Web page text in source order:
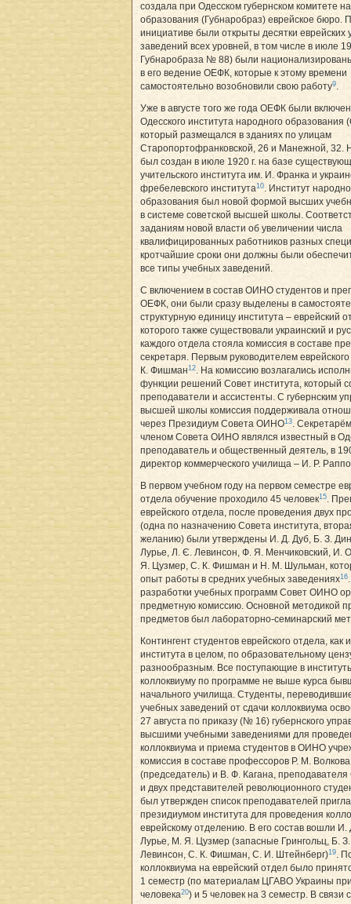
создала при Одесском губернском комитете
образования (Губнаробраз) еврейское бюро.
инициативе были открыты десятки еврейских
заведений всех уровней, в том числе в июле
Губнаробраза № 88) были
в его ведение ОЕФК, которые к этому времени
самостоятельно возобновили свою работу9.
Уже в августе того же года ОЕФК были
Одесского института народного
который размещался в зданиях по улицам
Старопортофранковской, 26 и Манежной, 32.
был создан в июле 1920 г. на базе
учительского института им. И. Франка и
фребелевского института10. Институт
образования был новой формой высших
в системе советской высшей школы.
заданиям новой власти об увеличении числа
квалифицированных работников разных
кротчайшие сроки они должны были
все типы учебных заведений.
С включением в состав ОИНО студентов и
ОЕФК, они были сразу выделены в
структурную единицу института – еврейский
которого также существовали украинский и
каждого отдела стояла комиссия в составе
секретаря. Первым руководителем
К. Фишман12. На комиссию возлагались
функции решений Совет института, который
преподаватели и ассистенты. С губернским
высшей школы комиссия поддерживала
через Президиум Совета ОИНО13.
членом Совета ОИНО являлся известный в
преподаватель и общественный деятель, в
директор коммерческого училища – И. Р.
В первом учебном году на первом семестре
отдела обучение проходило 45 человек15.
еврейского отдела, после проведения двух
(одна по назначению Совета института,
желанию) были утверждены И. Д. Дуб, Б. З.
Лурье, Л. Є. Левинсон, Ф. Я. Менчиковский, И.
Я. Цузмер, С. К. Фишман и Н. М. Шульман,
опыт работы в средних учебных заведениях16
разработки учебных программ Совет ОИНО
предметную комиссию. Основной методикой
предметов был лабораторно-семинарский
Контингент студентов еврейского отдела, как
института в целом, по образовательному
разнообразным. Все поступающие в
коллоквиуму по программе не выше курса
начального училища. Студенты,
учебных заведений от сдачи коллоквиума
27 августа по приказу (№ 16) губернского
высшими учебными заведениями для
коллоквиума и приема студентов в ОИНО
комиссия в составе профессоров Р. М. Волкова
(председатель) и В. Ф. Кагана,
и двух представителей революционного
был утвержден список преподавателей
президиумом института для проведения
еврейскому отделению. В его состав вошли И.
Лурье, М. Я. Цузмер (запасные Грингольц, Б.
Левинсон, С. К. Фишман, С. И. Штейнберг)19.
коллоквиума на еврейский отдел было
1 семестр (по материалам ЦГАВО Украины
человека20) и 5 человек на 3 семестр. В связи с